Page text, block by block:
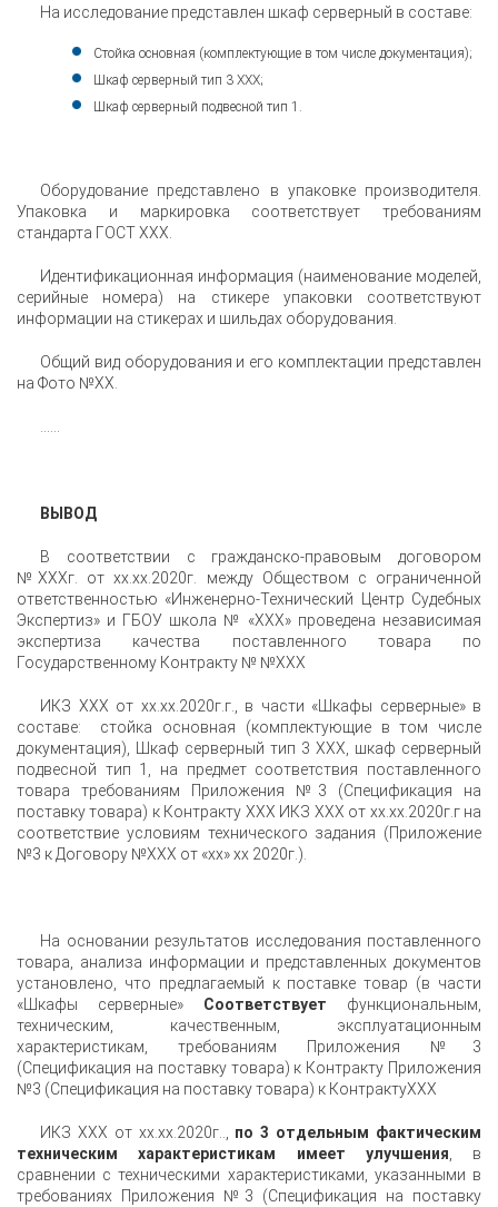
На исследование представлен шкаф серверный в составе:
Стойка основная (комплектующие в том числе документация);
Шкаф серверный тип 3 XXX;
Шкаф серверный подвесной тип 1.
Оборудование представлено в упаковке производителя.
Упаковка и маркировка соответствует требованиям
стандарта ГОСТ XXX.
Идентификационная информация (наименование моделей,
серийные номера) на стикере упаковки соответствуют
информации на стикерах и шильдах оборудования.
Общий вид оборудования и его комплектации представлен
на Фото №ХХ.
ВЫВОД
В соответствии с гражданско-правовым договором
№XXXг. от xx.xx.2020г. между Обществом с ограниченной
ответственностью «Инженерно-Технический Центр Судебных
Экспертиз» и ГБОУ школа № «XXX» проведена независимая
экспертиза качества поставленного товара по
Государственному Контракту № №XXX
ИКЗ XXX от xx.xx.2020г.г., в части «Шкафы серверные» в
составе: стойка основная (комплектующие в том числе
документация), Шкаф серверный тип 3 XXX, шкаф серверный
подвесной тип 1, на предмет соответствия поставленного
товара требованиям Приложения №3 (Спецификация на
поставку товара) к Контракту XXX ИКЗ XXX от xx.xx.2020г.г на
соответствие условиям технического задания (Приложение
№3 к Договору №XXX от «xx» xx 2020г.).
На основании результатов исследования поставленного
товара, анализа информации и представленных документов
установлено, что предлагаемый к поставке товар (в части
«Шкафы серверные» Соответствует функциональным,
техническим, качественным, эксплуатационным
характеристикам, требованиям Приложения №3
(Спецификация на поставку товара) к Контракту Приложения
№3 (Спецификация на поставку товара) к КонтрактуXXX
ИКЗ XXX от xx.xx.2020г.., по 3 отдельным фактическим
техническим характеристикам имеет улучшения , в
сравнении с техническими характеристиками, указанными в
требованиях Приложения №3 (Спецификация на поставку